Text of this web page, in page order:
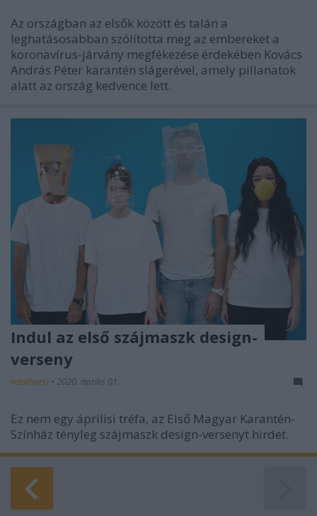
Az országban az elsők között és talán a
leghatásosabban szólította meg az embereket a
koronavírus-járvány megfékezése érdekében Kovács
András Péter karantén slágerével, amely pillanatok
alatt az ország kedvence lett.
Indul az első szájmaszk design-
verseny
mtothorsi • 2020. április 01.
Ez nem egy áprilisi tréfa, az Első Magyar Karantén-
Színház tényleg szájmaszk design-versenyt hirdet.